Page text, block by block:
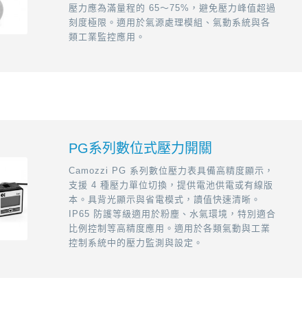
壓力應為滿量程的 65～75%，避免壓力峰值超過
刻度極限。適用於氣源處理模組、氣動系統與各
類工業監控應用。
PG系列數位式壓力開關
Camozzi PG 系列數位壓力表具備高精度顯示，
支援 4 種壓力單位切換，提供電池供電或有線版
本。具背光顯示與省電模式，讀值快速清晰。
IP65 防護等級適用於粉塵、水氣環境，特別適合
比例控制等高精度應用。適用於各類氣動與工業
控制系統中的壓力監測與設定。